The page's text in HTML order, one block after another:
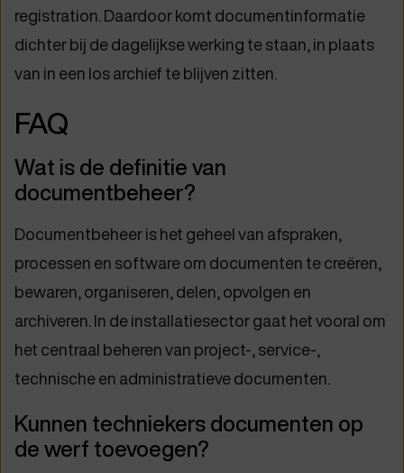
registration. Daardoor komt documentinformatie
dichter bij de dagelijkse werking te staan, in plaats
van in een los archief te blijven zitten.
FAQ
Wat is de definitie van
documentbeheer?
Documentbeheer is het geheel van afspraken,
processen en software om documenten te creëren,
bewaren, organiseren, delen, opvolgen en
archiveren. In de installatiesector gaat het vooral om
het centraal beheren van project-, service-,
technische en administratieve documenten.
Kunnen techniekers documenten op
de werf toevoegen?